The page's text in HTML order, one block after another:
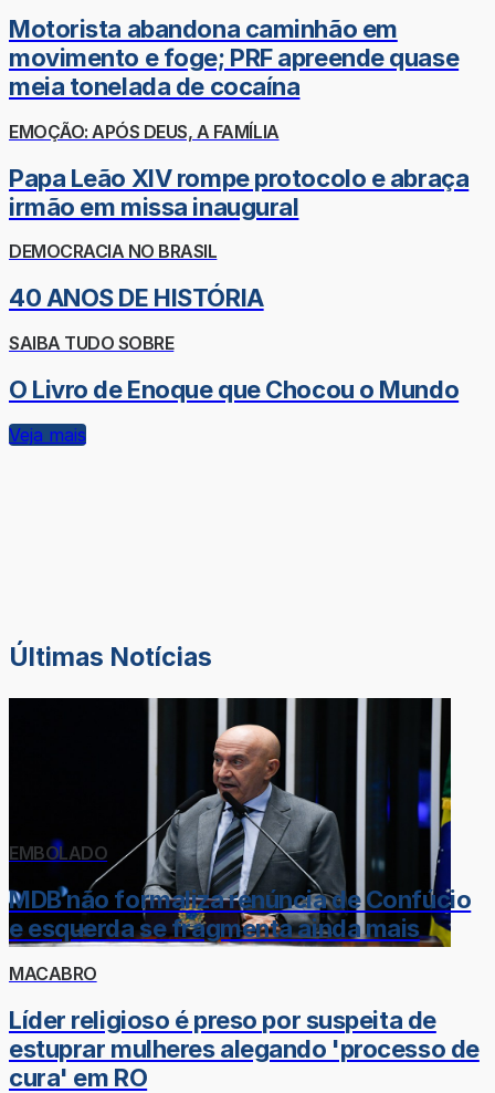
Motorista abandona caminhão em
movimento e foge; PRF apreende quase
meia tonelada de cocaína
EMOÇÃO: APÓS DEUS, A FAMÍLIA
Papa Leão XIV rompe protocolo e abraça
irmão em missa inaugural
DEMOCRACIA NO BRASIL
40 ANOS DE HISTÓRIA
SAIBA TUDO SOBRE
O Livro de Enoque que Chocou o Mundo
Veja mais
Últimas Notícias
EMBOLADO
MDB não formaliza renúncia de Confúcio
e esquerda se fragmenta ainda mais
MACABRO
Líder religioso é preso por suspeita de
estuprar mulheres alegando 'processo de
cura' em RO